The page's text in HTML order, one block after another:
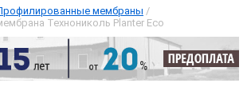
мембраны /
Технониколь Planter Eco